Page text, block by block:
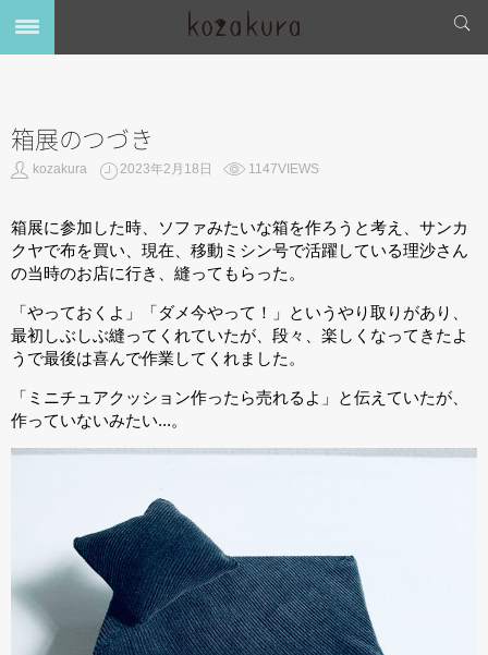
箱展のつづき
kozakura 2023年2月18日 1147VIEWS
箱展に参加した時、ソファみたいな箱を作ろうと考え、サンカ
クヤで布を買い、現在、移動ミシン号で活躍している理沙さん
の当時のお店に行き、縫ってもらった。
「やっておくよ」「ダメ今やって！」というやり取りがあり、
最初しぶしぶ縫ってくれていたが、段々、楽しくなってきたよ
うで最後は喜んで作業してくれました。
「ミニチュアクッション作ったら売れるよ」と伝えていたが、
作っていないみたい...。